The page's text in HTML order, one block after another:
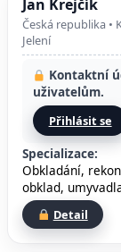
Jan Krejčík
Česká republika •
Jelení
Kontaktní
uživatelům.
Přihlásit se
Specializace:
Obkladání,
obklad,
Detail